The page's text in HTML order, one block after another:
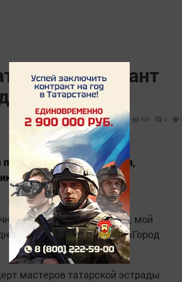
вариант
Бавлы
806 0
праздничные мероприятия,
и Дню нефтяников.
концерт «Люблю тебя, мой
самоваров, выставка «Город
мастеров татарской эстрады